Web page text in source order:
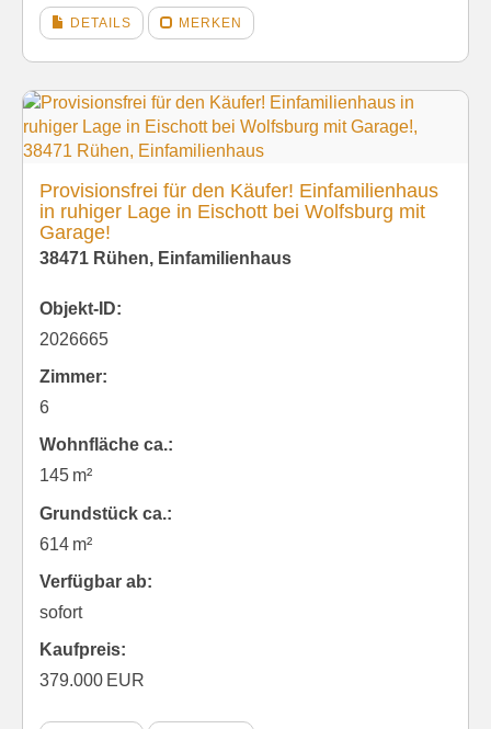
DETAILS MERKEN
Provisionsfrei für den Käufer! Einfamilienhaus
in ruhiger Lage in Eischott bei Wolfsburg mit
Garage!
38471 Rühen, Einfamilienhaus
Objekt-ID:
2026665
Zimmer:
6
Wohnfläche ca.:
145 m²
Grund­stück ca.:
614 m²
Verfügbar ab:
sofort
Kaufpreis:
379.000 EUR